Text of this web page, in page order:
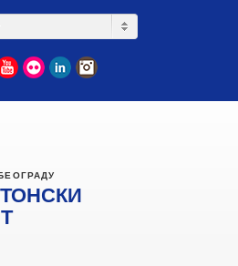
YouTube
Flickr LinkedIn